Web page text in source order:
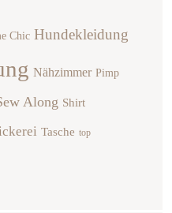
Chic Hundekleidung
Nähzimmer Pimp
Along Shirt
Tasche top